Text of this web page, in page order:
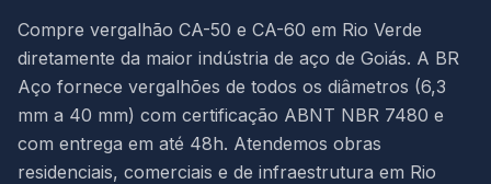
Compre vergalhão CA-50 e CA-60 em Rio Verde
diretamente da maior indústria de aço de Goiás. A BR
Aço fornece vergalhões de todos os diâmetros (6,3
mm a 40 mm) com certificação ABNT NBR 7480 e
com entrega em até 48h. Atendemos obras
residenciais, comerciais e de infraestrutura em Rio